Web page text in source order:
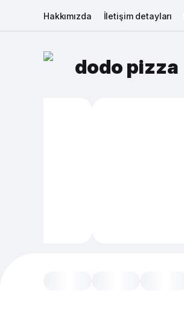
Hakkımızda İletişim detayları
dodo pizza